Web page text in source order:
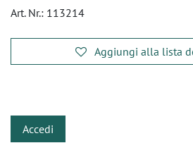
Art. Nr.: 113214
Aggiungi alla lista
Accedi